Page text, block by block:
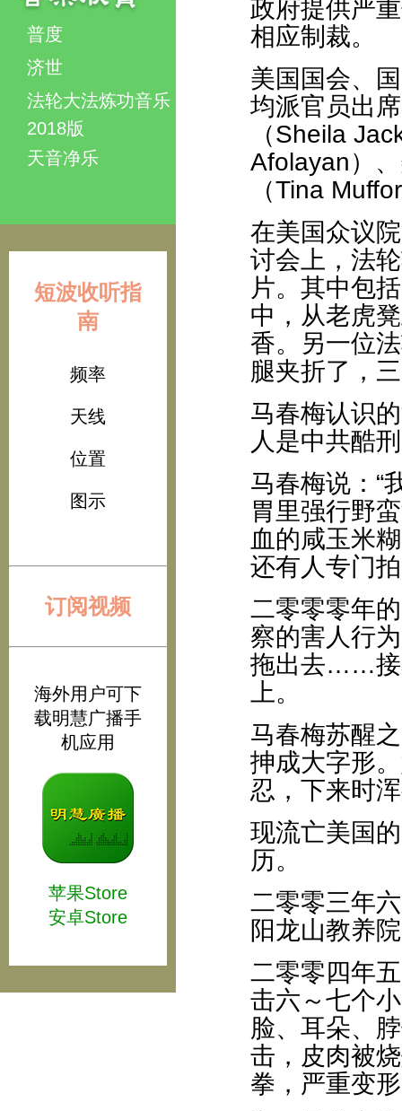
普度
济世
法轮大法炼功音乐
2018版
天音净乐
短波收听指
南
频率
天线
位置
图示
订阅视频
海外用户可下
载明慧广播手
机应用
苹果Store
安卓Store
政府提供严
相应制裁。
美国国会、
均派官员出
（Sheila
Afolayan）
（Tina
在美国众议
讨会上，法
片。其中包
中，从老虎
香。另一位
腿夹折了，
马春梅认识
人是中共酷
马春梅说：“
胃里强行野
血的咸玉米
还有人专门
二零零零年
察的害人行
拖出去……接
上。
马春梅苏醒
抻成大字形
忍，下来时
现流亡美国
历。
二零零三年
阳龙山教养
二零零四年
击六～七个
脸、耳朵、
击，皮肉被
拳，严重变